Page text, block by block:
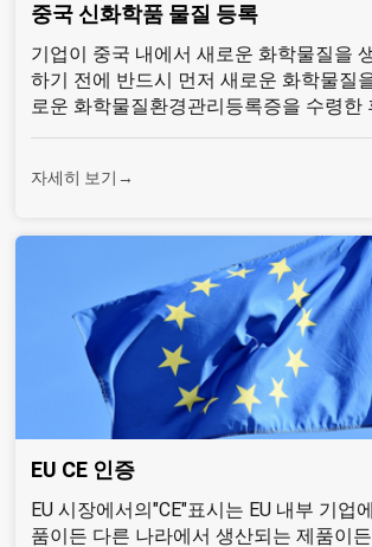
중국 신화학품 물질 등록
기업이 중국 내에서 새로운 화학물질을
하기 전에 반드시 먼저 새로운 화학물질
로운 화학물질환경관리등록증을 수령한
으로 생산할 수 있다고 규정하였다.
자세히 보기→
EU CE 인증
EU 시장에서의"CE"표시는 EU 내부 기업
품이든 다른 나라에서 생산되는 제품이